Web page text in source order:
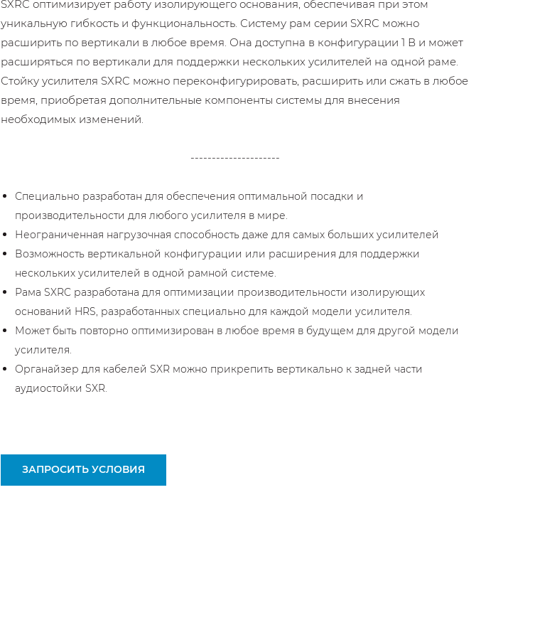
SXRC оптимизирует работу изолирующего основания, обеспечивая при этом
уникальную гибкость и функциональность. Систему рам серии SXRC можно
расширить по вертикали в любое время. Она доступна в конфигурации 1 В и может
расширяться по вертикали для поддержки нескольких усилителей на одной раме.
Стойку усилителя SXRC можно переконфигурировать, расширить или сжать в любое
время, приобретая дополнительные компоненты системы для внесения
необходимых изменений.
---------------------
Специально разработан для обеспечения оптимальной посадки и
производительности для любого усилителя в мире.
Неограниченная нагрузочная способность даже для самых больших усилителей
Возможность вертикальной конфигурации или расширения для поддержки
нескольких усилителей в одной рамной системе.
Рама SXRC разработана для оптимизации производительности изолирующих
оснований HRS, разработанных специально для каждой модели усилителя.
Может быть повторно оптимизирован в любое время в будущем для другой модели
усилителя.
Органайзер для кабелей SXR можно прикрепить вертикально к задней части
аудиостойки SXR.
ЗАПРОСИТЬ УСЛОВИЯ